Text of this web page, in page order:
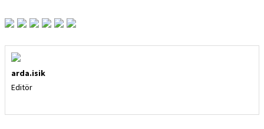
arda.isik
Editör